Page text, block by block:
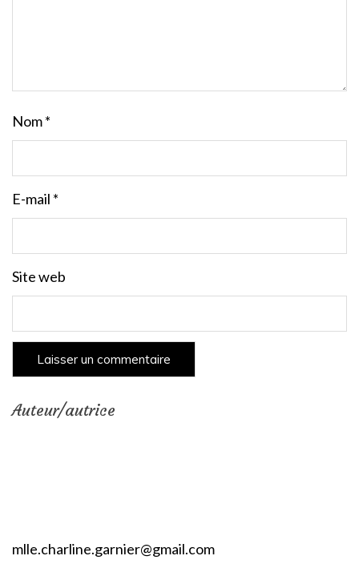
Nom*
E-mail *
Site web
Auteur/autrice
mlle.charline.garnier@gmail.com